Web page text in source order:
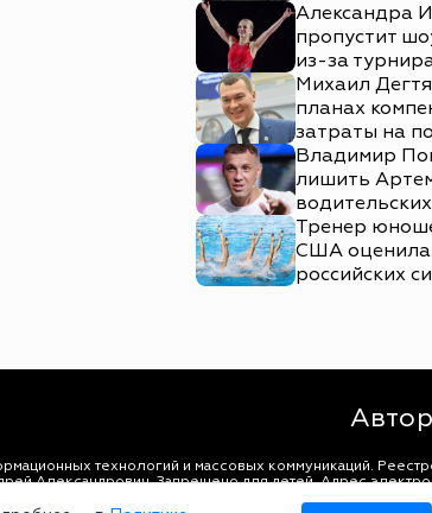
Александра
пропустит
из-за
Михаил
планах
затраты на
Владимир
лишить
Тренер
США оценила
российских
технологий и массовых коммуникаций.
Александрович. Запрещено для детей. Адрес
на сайте, защищены в соответствии с российским и